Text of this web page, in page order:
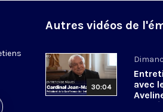
Autres vidéos de
30:04
avec